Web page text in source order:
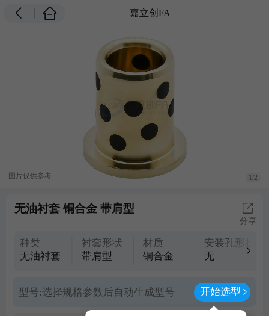
嘉立创FA
图片仅供参考 1/2
无油衬套 铜合金 带肩型
分享
种类
无油衬套
衬套形状
带肩型
材质
铜合金
安装孔形状
无
型号:选择规格参数后自动生成型号 开始选型